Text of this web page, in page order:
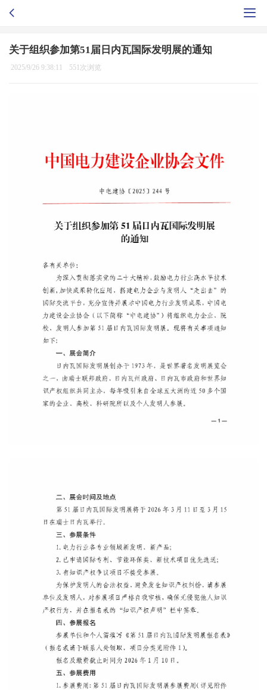
关于组织参加第51届日内瓦国际发明展的通知
2025/9/26 9:38:11 551次浏览